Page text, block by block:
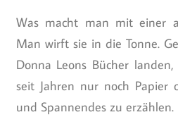
Was macht man mit einer
Man wirft sie in die Tonne.
Donna Leons Bücher
seit Jahren nur noch Papier
und Spannendes zu